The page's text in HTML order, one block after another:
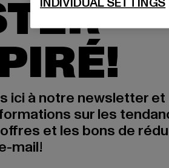
ici à notre newsletter
sur les
et les bons de
mail!